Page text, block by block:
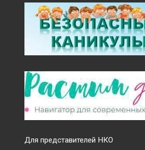
Для представителей НКО